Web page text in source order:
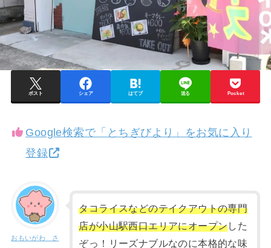
ポスト シェア はてブ 送る Pocket
Google検索で「とちぎびより」をお気に入り
登録
おもいがわ さ
タコライスなどのテイクアウトの専門
店が小山駅西口エリアにオープンした
ぞっ！リーズナブルなのに本格的な味